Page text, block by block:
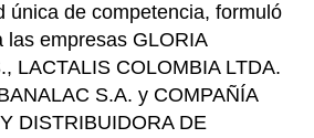
única de competencia, formuló
las empresas GLORIA
LACTALIS COLOMBIA LTDA.
S.A. y COMPAÑÍA
DISTRIBUIDORA DE